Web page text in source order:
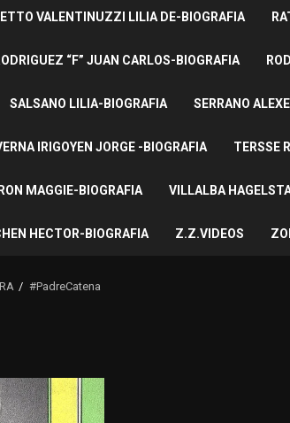
VALENTINUZZI LILIA DE-BIOGRAFIA
“F” JUAN CARLOS-BIOGRAFIA
SALSANO LILIA-BIOGRAFIA SERRANO
IRIGOYEN JORGE -BIOGRAFIA TERSSE
MAGGIE-BIOGRAFIA VILLALBA
HECTOR-BIOGRAFIA Z.Z.VIDEOS
#PadreCatena